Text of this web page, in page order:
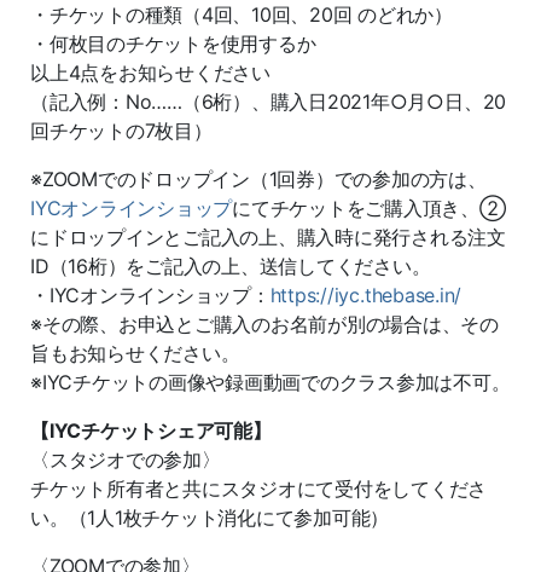
・チケットの種類（4回、10回、20回 のどれか）
・何枚目のチケットを使用するか
以上4点をお知らせください
（記入例：No……（6桁）、購入日2021年○月○日、20
回チケットの7枚目）
※ZOOMでのドロップイン（1回券）での参加の方は、
IYCオンラインショップにてチケットをご購入頂き、②
にドロップインとご記入の上、購入時に発行される注文
ID（16桁）をご記入の上、送信してください。
・IYCオンラインショップ： https://iyc.thebase.in/
※その際、お申込とご購入のお名前が別の場合は、その
旨もお知らせください。
※IYCチケットの画像や録画動画でのクラス参加は不可。
【IYCチケットシェア可能】
〈スタジオでの参加〉
チケット所有者と共にスタジオにて受付をしてくださ
い。（1人1枚チケット消化にて参加可能）
〈ZOOMでの参加〉